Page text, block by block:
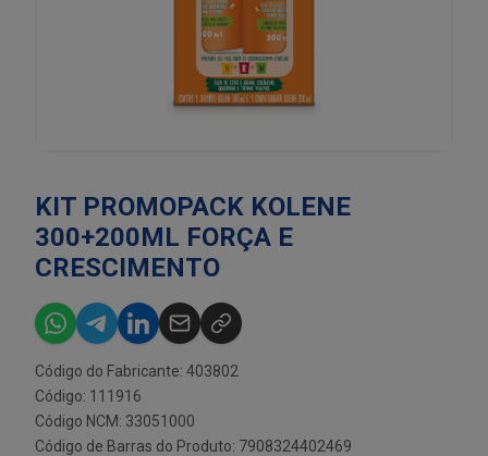
KIT PROMOPACK KOLENE
300+200ML FORÇA E
CRESCIMENTO
Código do Fabricante: 403802
Código: 111916
Código NCM: 33051000
Código de Barras do Produto: 7908324402469